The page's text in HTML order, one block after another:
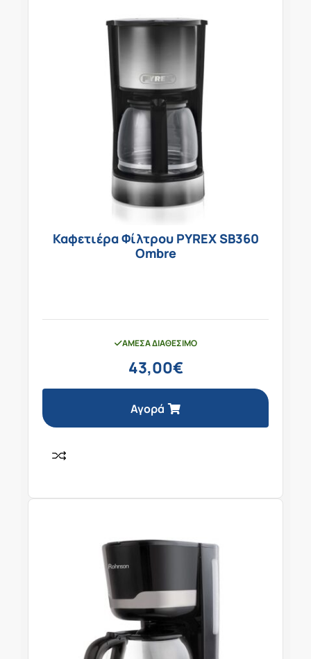
Καφετιέρα Φίλτρου PYREX SB360
Ombre
ΆΜΕΣΑ ΔΙΑΘΈΣΙΜΟ
43,00€
Αγορά